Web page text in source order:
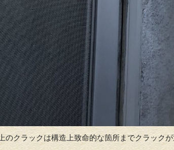
のクラックは構造上致命的な箇所までクラック